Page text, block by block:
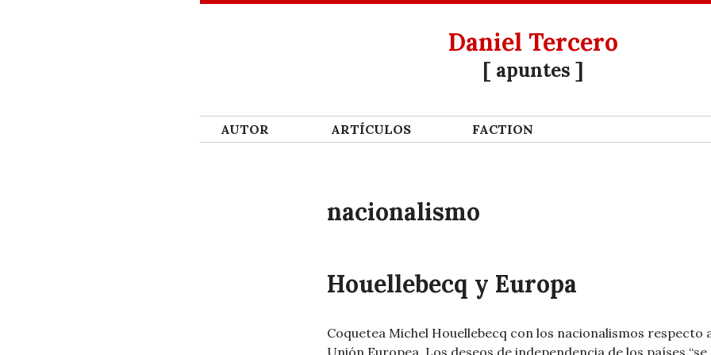
Daniel Tercero
[ apuntes ]
SKIP TO CONTENT
AUTOR ARTÍ­CULOS FACTION
nacionalismo
Houellebecq y Europa
Coquetea Michel Houellebecq con los nacionalismos respecto
Unión Europea. Los deseos de independencia de los países “se